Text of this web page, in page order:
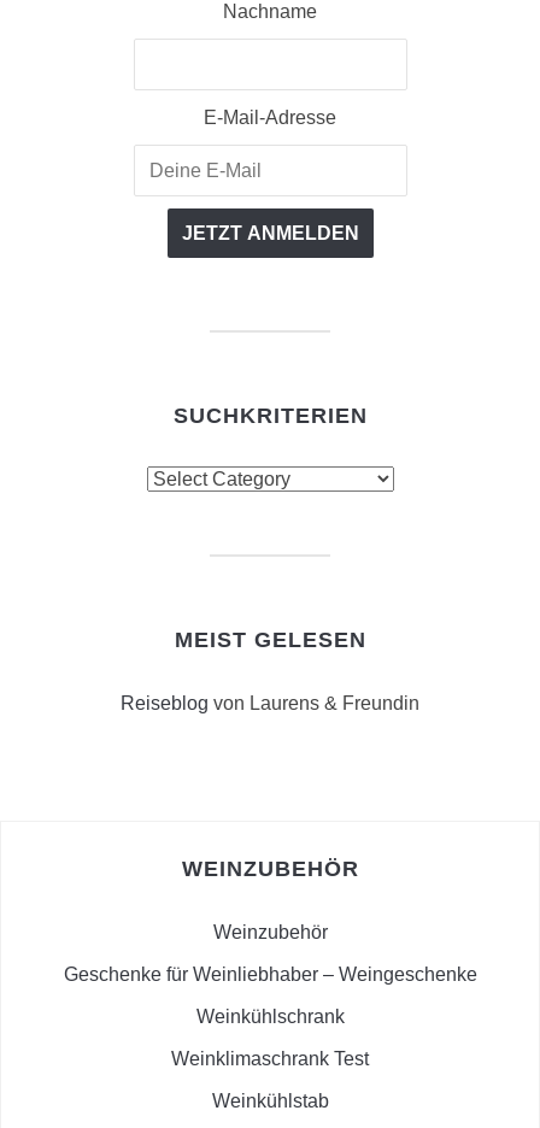
Nachname
E-Mail-Adresse
SUCHKRITERIEN
MEIST GELESEN
Reiseblog von Laurens & Freundin
WEINZUBEHÖR
Weinzubehör
Geschenke für Weinliebhaber – Weingeschenke
Weinkühlschrank
Weinklimaschrank Test
Weinkühlstab